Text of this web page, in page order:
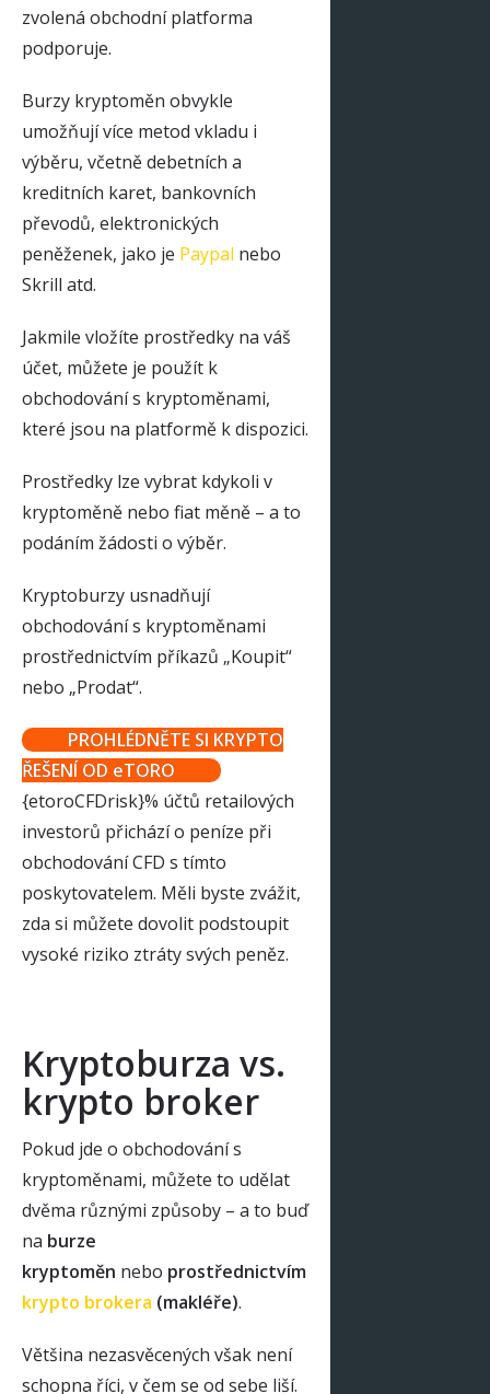
zvolená obchodní platforma
podporuje.
Burzy kryptoměn obvykle
umožňují více metod vkladu i
výběru, včetně debetních a
kreditních karet, bankovních
převodů, elektronických
peněženek, jako je Paypal nebo
Skrill atd.
Jakmile vložíte prostředky na váš
účet, můžete je použít k
obchodování s kryptoměnami,
které jsou na platformě k dispozici.
Prostředky lze vybrat kdykoli v
kryptoměně nebo fiat měně – a to
podáním žádosti o výběr.
Kryptoburzy usnadňují
obchodování s kryptoměnami
prostřednictvím příkazů „Koupit“
nebo „Prodat“.
PROHLÉDNĚTE SI KRYPTO
ŘEŠENÍ OD eTORO
{etoroCFDrisk}% účtů retailových
investorů přichází o peníze při
obchodování CFD s tímto
poskytovatelem. Měli byste zvážit,
zda si můžete dovolit podstoupit
vysoké riziko ztráty svých peněz.
Kryptoburza vs.
krypto broker
Pokud jde o obchodování s
kryptoměnami, můžete to udělat
dvěma různými způsoby – a to buď
na burze
kryptoměn nebo prostřednictvím
krypto brokera (makléře).
Většina nezasvěcených však není
schopna říci, v čem se od sebe liší.